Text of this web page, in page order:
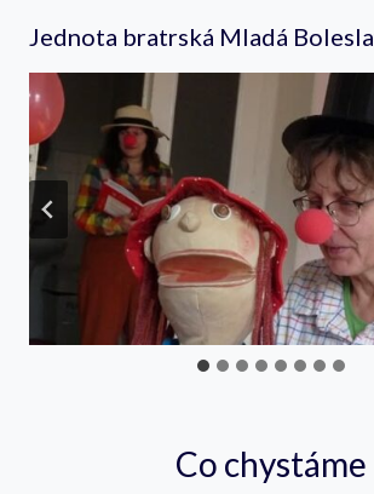
obsah
Jednota bratrská Mladá
Co chystáme